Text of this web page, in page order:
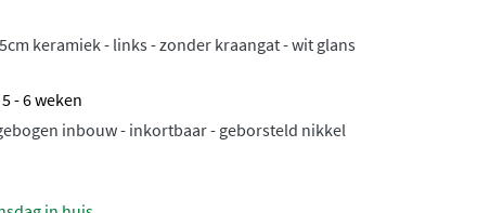
keramiek - links - zonder kraangat - wit glans
- 6 weken
inbouw - inkortbaar - geborsteld nikkel